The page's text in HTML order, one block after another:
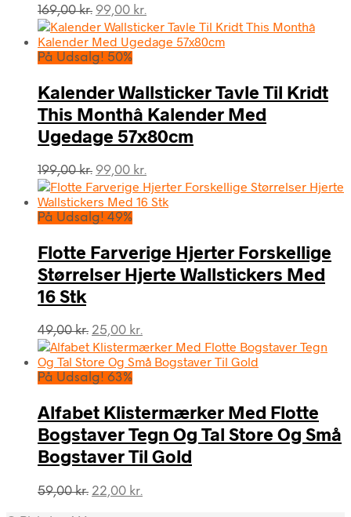
169,00kr. Den
oprindelige
pris
var:
99,00 kr.
aktuelle
pris
På Udsalg! 50%
Kalender Wallsticker Tavle Til Kridt
This Monthâ Kalender Med
Ugedage 57x80cm
199,00kr. Den
oprindelige
pris
var:
99,00 kr.
aktuelle
pris
På Udsalg! 49%
Flotte Farverige Hjerter Forskellige
Størrelser Hjerte Wallstickers Med
16 Stk
49,00kr. Den
oprindelige
pris
var:
25,00 kr.
aktuelle
pris
På Udsalg! 63%
Alfabet Klistermærker Med Flotte
Bogstaver Tegn Og Tal Store Og Små
Bogstaver Til Gold
59,00kr. Den
22,00 kr.